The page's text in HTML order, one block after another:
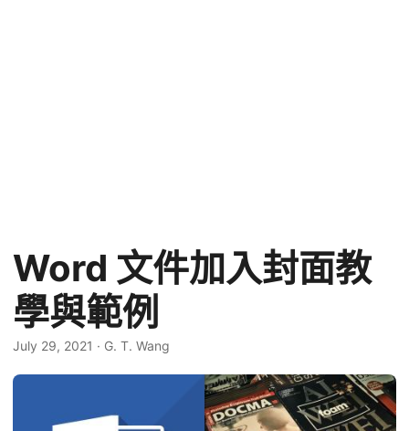
Word 文件加入封面教
學與範例
July 29, 2021 · G. T. Wang